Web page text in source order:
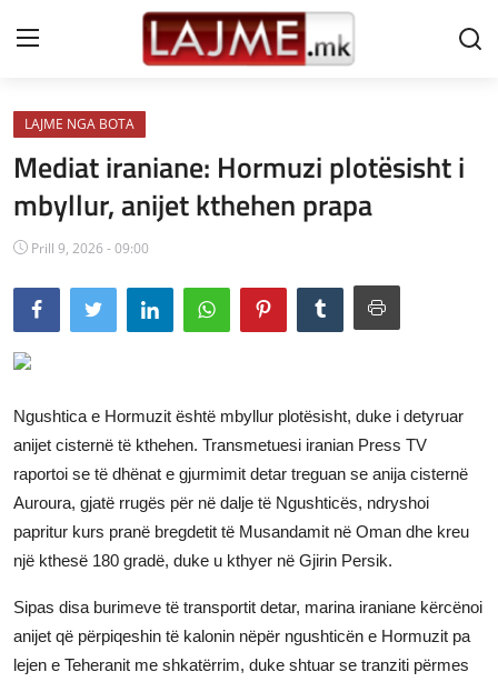
Shtëpi
LAJME MAQEDONI
SHQIPERI
KOSOVA
LAJME NGA BOTA
SPORT
SHENDETI
JETA
Shqip
LAJME NGA BOTA
Mediat iraniane: Hormuzi plotësisht i
mbyllur, anijet kthehen prapa
Prill 9, 2026 - 09:00
Ngushtica e Hormuzit është mbyllur plotësisht, duke i detyruar
anijet cisternë të kthehen. Transmetuesi iranian Press TV
raportoi se të dhënat e gjurmimit detar treguan se anija cisternë
Auroura, gjatë rrugës për në dalje të Ngushticës, ndryshoi
papritur kurs pranë bregdetit të Musandamit në Oman dhe kreu
një kthesë 180 gradë, duke u kthyer në Gjirin Persik.
Sipas disa burimeve të transportit detar, marina iraniane kërcënoi
anijet që përpiqeshin të kalonin nëpër ngushticën e Hormuzit pa
lejen e Teheranit me shkatërrim, duke shtuar se tranziti përmes